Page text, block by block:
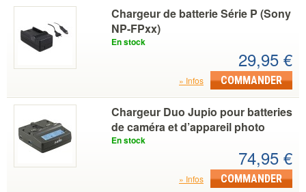
Chargeur de batterie Série P (Sony
NP-FPxx)
En stock
29,95 €
COMMANDER
Infos
Chargeur Duo Jupio pour batteries
de caméra et d’appareil photo
En stock
74,95 €
COMMANDER
Infos